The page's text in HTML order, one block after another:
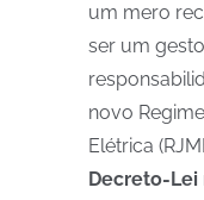
um mero
ser um
novo
Elétrica
Decreto-Lei